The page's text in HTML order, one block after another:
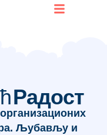
Радост
Љубављу и